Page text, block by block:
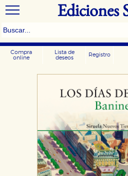
Ediciones
Compra
online
Lista de
deseos
Registro